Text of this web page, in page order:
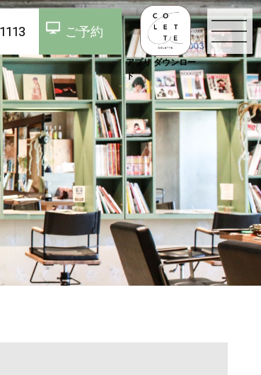
知らせ
ンセプト
スタッフ
ご予約
アプリ ダウンロー
ド